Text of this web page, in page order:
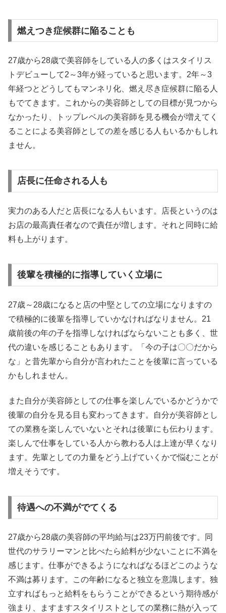
燃えつき症候群に陥ることも
27歳から28歳で美容師をしている人の多くはスタイリス
トデビューして2～3年が経っていると思います。2年～3
年経つとどうしてもマンネリ化、燃え尽き症候群に陥る人
もでてきます。これからの美容師としての目標が見つから
なかったり、トップレベルの美容師を見る機会が増えてく
ることによる美容師としての差を感じる人もいるかもしれ
ません。
店長に任命される人も
実力のある人だと店長になる人もいます。店長というのは
お店の最高責任者なので責任が増します。それと同時に給
料も上がります。
後輩を積極的に指導していく立場に
27歳～28歳になると店の中堅としての立場になりますの
で積極的に後輩を指導していかなければなりません。21
歳前後の年の子を指導しなければならないことも多く、世
代の違いを感じることもあります。「今の子は〇〇だから
な」と昔先輩から自分が言われたことを後輩に言っている
かもしれません。
また自分が美容師としての仕事を楽しんでいるかどうかで
後輩の自分を見る目も変わってきます。自分が美容師とし
ての業務を楽しんでいないとそれは後輩にも伝わります。
楽しんで仕事をしている人から教わる人は上達が早くなり
ます。先輩としての力量をどう上げていくかで悩むことが
増えそうです。
待遇への不満がでてくる
27歳から28歳の美容師の平均給与は23万円前後です。同
世代のサラリーマンと比べたら給料が少ないことに不満を
感じます。仕事ができるようになればなるほどこのような
不満は募ります。この年齢になると独立を意識します。独
立すればもっと給料をもらうことができるという期待感が
強まり、ますますスタイリストとしての業務に熱が入って